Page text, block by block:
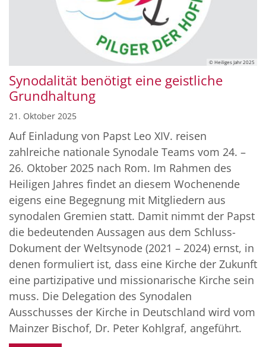
© Heiliges Jahr 2025
Synodalität benötigt eine geistliche
Grundhaltung
21. Oktober 2025
Auf Einladung von Papst Leo XIV. reisen
zahlreiche nationale Synodale Teams vom 24. –
26. Oktober 2025 nach Rom. Im Rahmen des
Heiligen Jahres findet an diesem Wochenende
eigens eine Begegnung mit Mitgliedern aus
synodalen Gremien statt. Damit nimmt der Papst
die bedeutenden Aussagen aus dem Schluss-
Dokument der Weltsynode (2021 – 2024) ernst, in
denen formuliert ist, dass eine Kirche der Zukunft
eine partizipative und missionarische Kirche sein
muss. Die Delegation des Synodalen
Ausschusses der Kirche in Deutschland wird vom
Mainzer Bischof, Dr. Peter Kohlgraf, angeführt.